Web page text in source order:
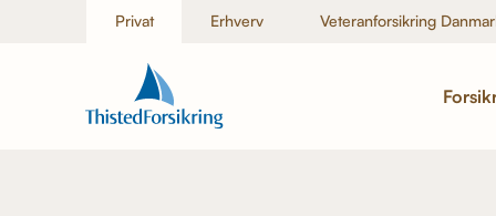
Privat Erhverv Veteranforsikring